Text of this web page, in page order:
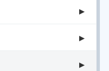
▸
▸
▸